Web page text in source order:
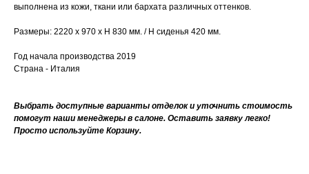
выполнена из кожи, ткани или бархата различных оттенков.
Размеры: 2220 х 970 х H 830 мм. / H сиденья 420 мм.
Год начала производства 2019
Страна - Италия
Выбрать доступные варианты отделок и уточнить стоимость
помогут наши менеджеры в салоне. Оставить заявку легко!
Просто используйте Корзину.